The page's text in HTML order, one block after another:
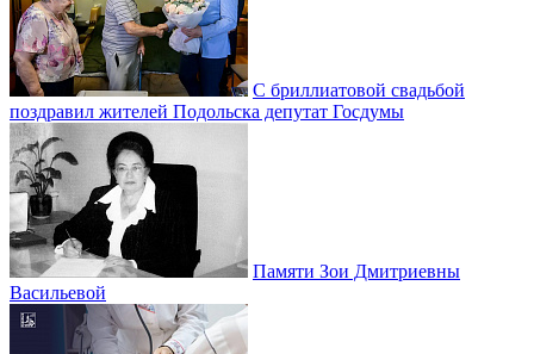
С бриллиатовой свадьбой
поздравил жителей Подольска депутат Госдумы
Памяти Зои Дмитриевны
Васильевой